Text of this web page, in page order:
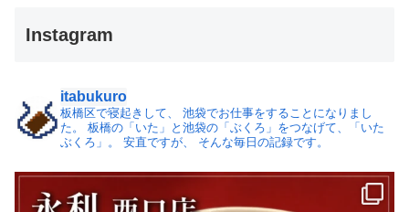
Instagram
itabukuro
板橋区で寝起きして、
池袋でお仕事をすることになりまし
た。
板橋の「いた」と池袋の「ぶくろ」をつなげて、「いた
ぶくろ」。
安直ですが、 そんな毎日の記録です。